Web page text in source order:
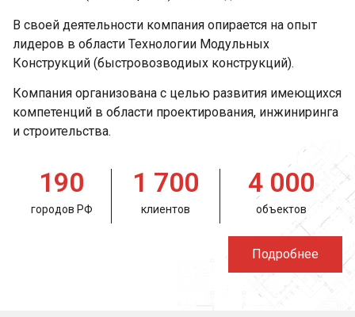
В своей деятельности компания опирается на опыт
лидеров в области Технологии Модульных
Конструкций (быстровозводиых конструкций).
Компания организована с целью развития имеющихся
компетенций в области проектирования, инжиниринга
и строительства.
городов РФ
190
клиентов
1 700
объектов
4 000
Подробнее